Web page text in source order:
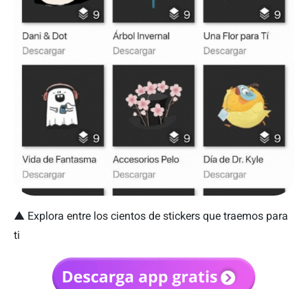
▲ Explora entre los cientos de stickers que traemos para
ti